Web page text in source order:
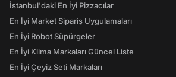
İstanbul'daki En İyi Pizzacılar
En İyi Market Sipariş Uygulamaları
En İyi Robot Süpürgeler
En İyi Klima Markaları Güncel Liste
En İyi Çeyiz Seti Markaları